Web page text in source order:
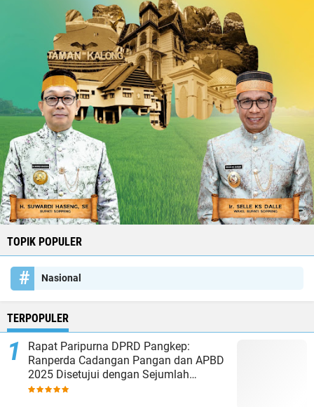
TOPIK POPULER
Nasional
TERPOPULER
Rapat Paripurna DPRD Pangkep:
Ranperda Cadangan Pangan dan APBD
2025 Disetujui dengan Sejumlah
Catatan